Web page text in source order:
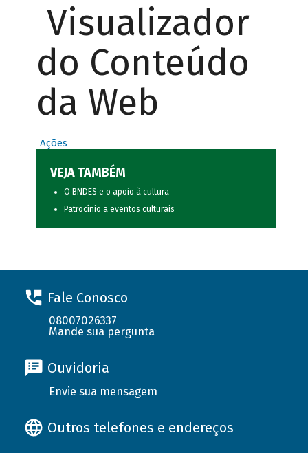
Visualizador
do Conteúdo
da Web
Ações
VEJA TAMBÉM
O BNDES e o apoio à cultura
Patrocínio a eventos culturais
Fale Conosco
08007026337
Mande sua pergunta
Ouvidoria
Envie sua mensagem
Outros telefones e endereços